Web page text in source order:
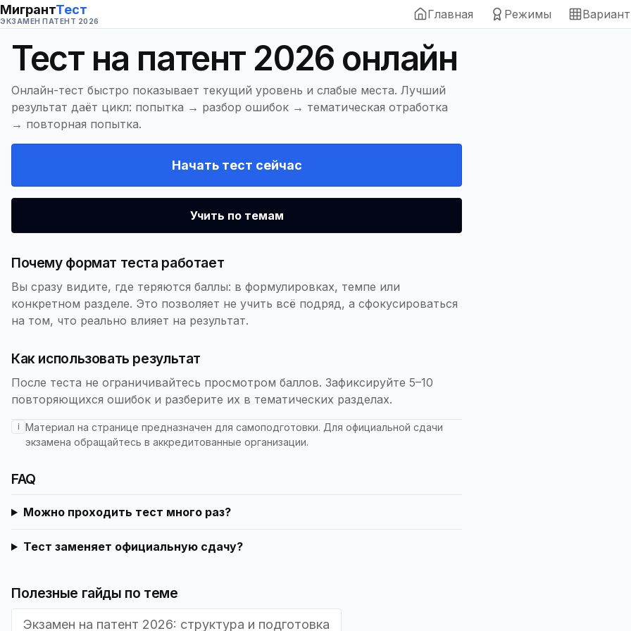
МигрантТест
ЭКЗАМЕН ПАТЕНТ 2026 Главная Режимы
Тест на патент 2026 онлайн
Онлайн-тест быстро показывает текущий уровень и слабые места. Лучший
результат даёт цикл: попытка → разбор ошибок → тематическая отработка
→ повторная попытка.
Начать тест сейчас
Учить по темам
Почему формат теста работает
Вы сразу видите, где теряются баллы: в формулировках, темпе или
конкретном разделе. Это позволяет не учить всё подряд, а сфокусироваться
на том, что реально влияет на результат.
Как использовать результат
После теста не ограничивайтесь просмотром баллов. Зафиксируйте 5–10
повторяющихся ошибок и разберите их в тематических разделах.
i Материал на странице предназначен для самоподготовки. Для официальной сдачи
экзамена обращайтесь в аккредитованные организации.
FAQ
Можно проходить тест много раз?
Тест заменяет официальную сдачу?
Полезные гайды по теме
Экзамен на патент 2026: структура и подготовка